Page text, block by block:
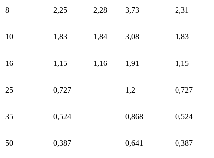
8 2,25 2,28 3,73 2,31
10 1,83 1,84 3,08 1,83
16 1,15 1,16 1,91 1,15
25 0,727 1,2 0,727
35 0,524 0,868 0,524
50 0,387 0,641 0,387